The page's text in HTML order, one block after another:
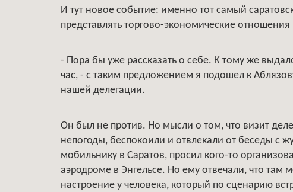
И тут новое событие: именно тот самый
представлять торгово-экономические
- Пора бы уже рассказать о себе. К тому же
час, - с таким предложением я подошел к
нашей делегации.
Он был не против. Но мысли о том, что визит
непогоды, беспокоили и отвлекали от беседы с
мобильнику в Саратов, просил кого-то
аэродроме в Энгельсе. Но ему отвечали, что там
настроение у человека, который по сценарию